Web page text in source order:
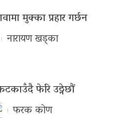
मुक्का प्रहार गर्छन
नारायण खड्का
फेरि उठ्नेछौं
फरक कोण